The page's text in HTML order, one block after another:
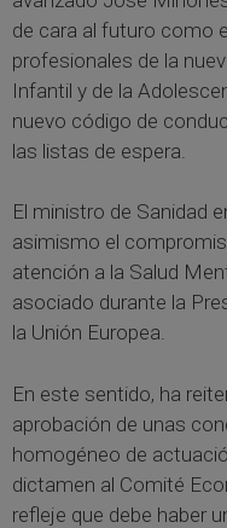
de cara al futuro como
profesionales de la
Infantil y de la
nuevo código de
las listas de espera.
El ministro de Sanidad
asimismo el
atención a la Salud
asociado durante la
la Unión Europea.
En este sentido, ha
aprobación de unas
homogéneo de
dictamen al Comité
refleje que debe haber